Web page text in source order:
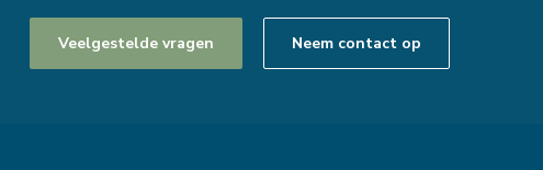
Veelgestelde vragen Neem contact op